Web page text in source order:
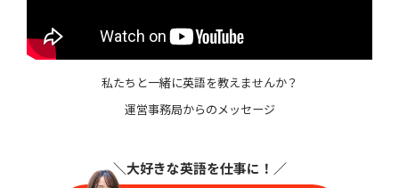
私たちと一緒に英語を教えませんか？
運営事務局からのメッセージ
＼大好きな英語を仕事に ！／